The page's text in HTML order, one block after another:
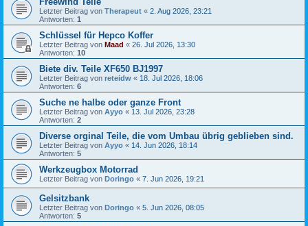
Letzter Beitrag von Therapeut « 2. Aug 2026, 23:21
Antworten: 1
Schlüssel für Hepco Koffer
Letzter Beitrag von Maad « 26. Jul 2026, 13:30
Antworten: 10
Biete div. Teile XF650 BJ1997
Letzter Beitrag von reteidw « 18. Jul 2026, 18:06
Antworten: 6
Suche ne halbe oder ganze Front
Letzter Beitrag von Ayyo « 13. Jul 2026, 23:28
Antworten: 2
Diverse orginal Teile, die vom Umbau übrig geblieben sind.
Letzter Beitrag von Ayyo « 14. Jun 2026, 18:14
Antworten: 5
Werkzeugbox Motorrad
Letzter Beitrag von Doringo « 7. Jun 2026, 19:21
Gelsitzbank
Letzter Beitrag von Doringo « 5. Jun 2026, 08:05
Antworten: 5